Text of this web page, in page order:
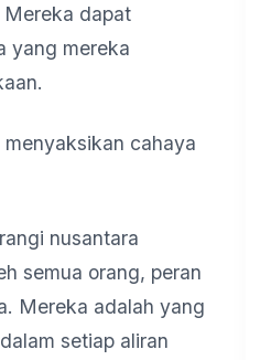
Mereka dapat
yang mereka
cahaya
nusantara
semua orang, peran
Mereka adalah yang
setiap aliran